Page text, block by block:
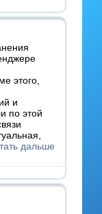
этого,
и
по этой
дальше